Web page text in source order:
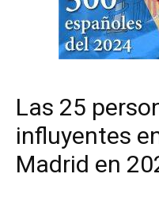
Las 25
influyentes
Madrid en